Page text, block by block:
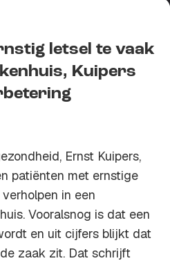
letsel te vaak
Kuipers
Ernst Kuipers,
patiënten met ernstige
in een
Vooralsnog is dat een
en uit cijfers blijkt dat
zaak zit. Dat schrijft